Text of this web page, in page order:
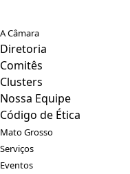
A Câmara
Diretoria
Comitês
Clusters
Nossa Equipe
Código de Ética
Mato Grosso
Serviços
Eventos